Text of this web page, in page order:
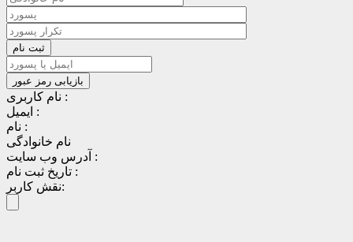
نام کاربری :
ایمیل :
نام :
نام خانوادگی
آدرس وب سایت :
تاریخ ثبت نام :
نقش کاربر: